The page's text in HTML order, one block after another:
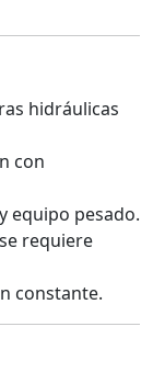
hidráulicas
con
equipo pesado.
requiere
constante.